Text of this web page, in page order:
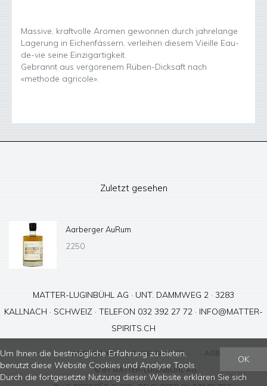
Massive, kraftvolle Aromen gewonnen durch jahrelange
Lagerung in Eichenfässern, verleihen diesem Vieille Eau-
de-vie seine Einzigartigkeit.
Gebrannt aus vergorenem Rüben-Dicksaft nach
«methode agricole».
Zuletzt gesehen
Aarberger AuRum
2250
MATTER-LUGINBÜHL AG · UNT. DAMMWEG 2 · 3283
KALLNACH · SCHWEIZ · TELEFON 032 392 27 72 · INFO@MATTER-
SPIRITS.CH
IMPRESSUM DATENSCHUTZ
AGB
© BYMATTER-LUGINBÜHL AG
OK
Um Ihnen die bestmögliche Erfahrung zu bieten,
benutzt diese Website Cookies und Analyse Tools.
Durch die fortgesetzte Nutzung dieser Website erklären Sie sich